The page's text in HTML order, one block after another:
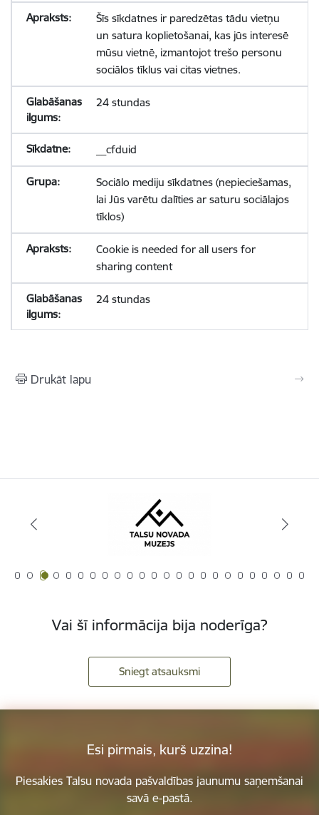
Šīs sīkdatnes ir paredzētas tādu vietņu
un satura koplietošanai, kas jūs interesē
mūsu vietnē, izmantojot trešo personu
sociālos tīklus vai citas vietnes.
24 stundas
__cfduid
Sociālo mediju sīkdatnes (nepieciešamas,
lai Jūs varētu dalīties ar saturu sociālajos
tīklos)
Cookie is needed for all users for
sharing content
24 stundas
Drukāt lapu
Vai šī informācija bija noderīga?
Sniegt atsauksmi
Esi pirmais, kurš uzzina!
Piesakies Talsu novada pašvaldības jaunumu saņemšanai
savā e-pastā.